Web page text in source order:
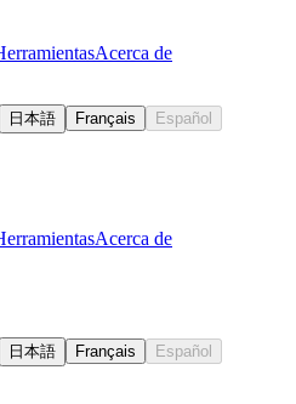
Acerca de
日本語 Français
Español
Acerca de
日本語 Français
Español